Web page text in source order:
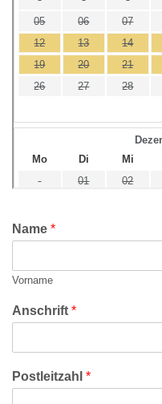
Name *
Vorname
Anschrift *
Postleitzahl *